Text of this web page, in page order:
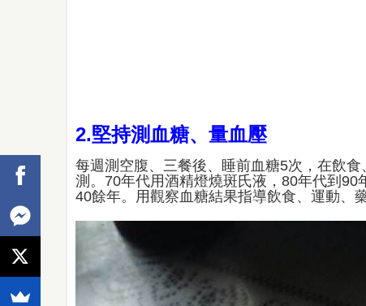
2.堅持測血糖、量血壓
每週測空腹、三餐後、睡前血糖5次，在飲
測。70年代用酒精燈燒斑氏液，80年代到
40餘年。用觀察血糖結果指導飲食、運動、